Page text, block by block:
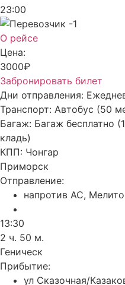
23:00
О рейсе
Цена:
3000₽
Забронировать билет
Дни отправления:
Транспорт: Автобус (50
Багаж: Багаж бесплатно
кладь)
КПП: Чонгар
Приморск
Отправление:
напротив АС,
13:30
2 ч. 50 м.
Геническ
Прибытие:
ул Сказочная/